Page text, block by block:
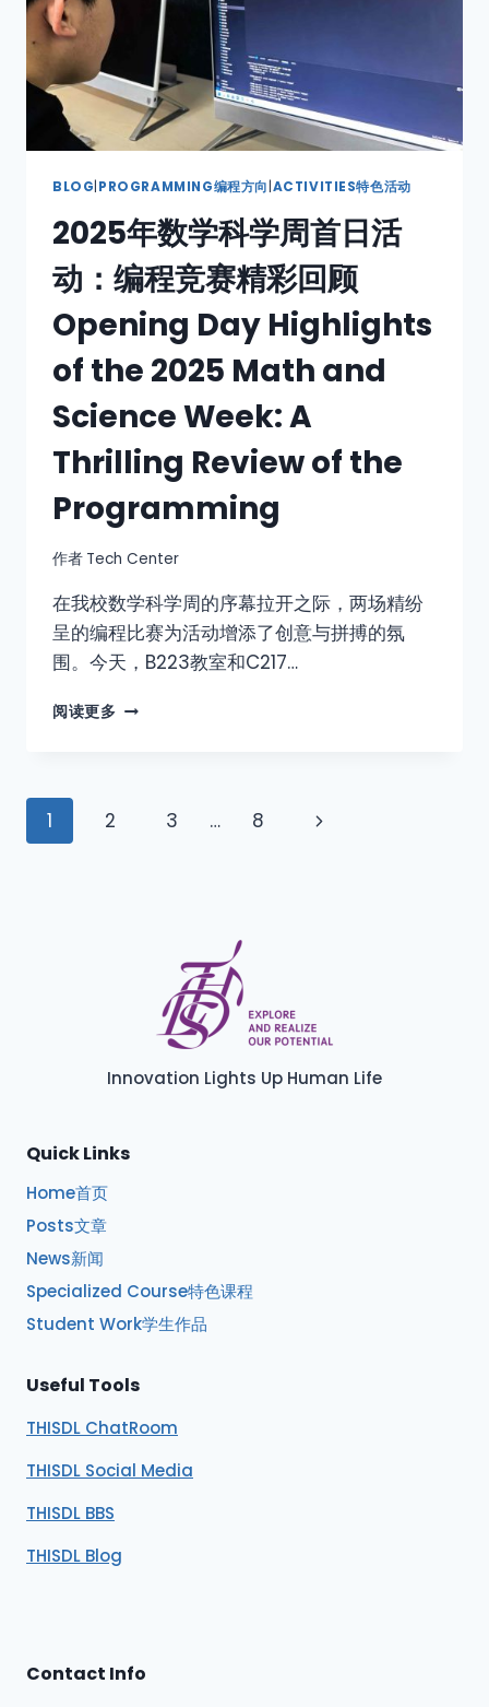
BLOG PROGRAMMING编程方向 ACTIVITIES特色活动
2025年数学科学周首日活
动：编程竞赛精彩回顾
Opening Day Highlights
of the 2025 Math and
Science Week: A
Thrilling Review of the
Programming
作者 Tech Center
在我校数学科学周的序幕拉开之际，两场精纷
呈的编程比赛为活动增添了创意与拼搏的氛
围。今天，B223教室和C217…
阅读更多
1 2 3 … 8
Innovation Lights Up Human Life
Quick Links
Home首页
Posts文章
News新闻
Specialized Course特色课程
Student Work学生作品
Useful Tools
THISDL ChatRoom
THISDL Social Media
THISDL BBS
THISDL Blog
Contact Info